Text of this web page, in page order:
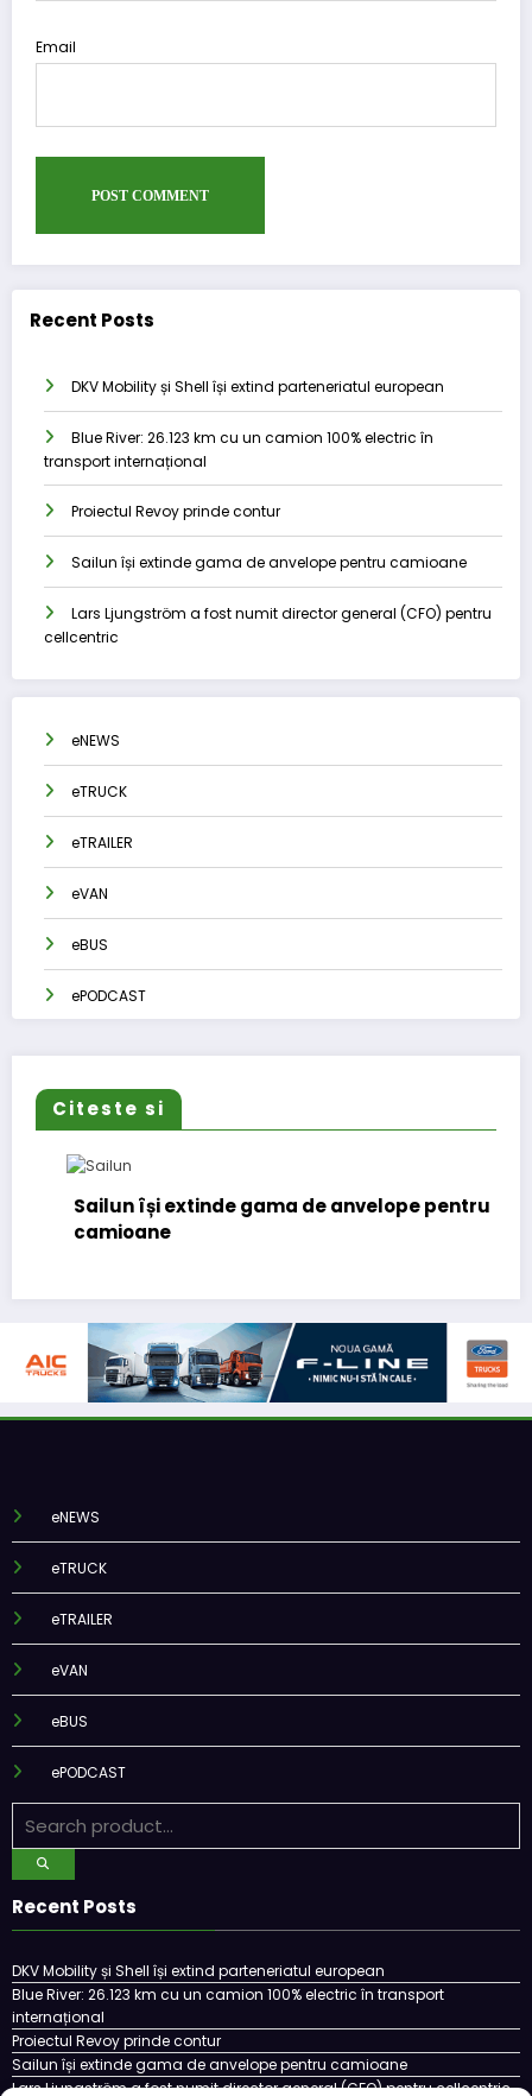
Email
Recent Posts
DKV Mobility și Shell își extind parteneriatul european
Blue River: 26.123 km cu un camion 100% electric în
transport internațional
Proiectul Revoy prinde contur
Sailun își extinde gama de anvelope pentru camioane
Lars Ljungström a fost numit director general (CFO) pentru
cellcentric
eNEWS
eTRUCK
eTRAILER
eVAN
eBUS
ePODCAST
Citeste si
Sailun își extinde gama de anvelope pentru
camioane
eNEWS
eTRUCK
eTRAILER
eVAN
eBUS
ePODCAST
Recent Posts
DKV Mobility și Shell își extind parteneriatul european
Blue River: 26.123 km cu un camion 100% electric în transport
internațional
Proiectul Revoy prinde contur
Sailun își extinde gama de anvelope pentru camioane
Lars Ljungström a fost numit director general (CFO) pentru cellcentric